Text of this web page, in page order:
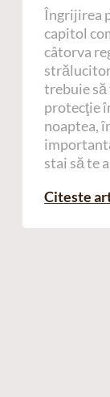
Îngrijirea
capitol
câtorva
trebuie
protecţie
noaptea,
stai să te
Citeste